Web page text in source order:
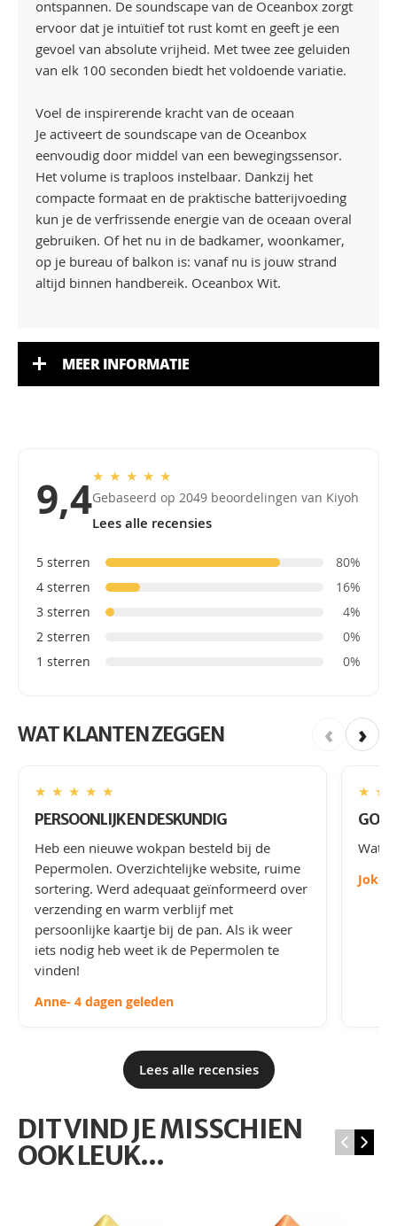
ontspannen. De soundscape van de Oceanbox zorgt
ervoor dat je intuïtief tot rust komt en geeft je een
gevoel van absolute vrijheid. Met twee zee geluiden
van elk 100 seconden biedt het voldoende variatie.
Voel de inspirerende kracht van de oceaan
Je activeert de soundscape van de Oceanbox
eenvoudig door middel van een bewegingssensor.
Het volume is traploos instelbaar. Dankzij het
compacte formaat en de praktische batterijvoeding
kun je de verfrissende energie van de oceaan overal
gebruiken. Of het nu in de badkamer, woonkamer,
op je bureau of balkon is: vanaf nu is jouw strand
altijd binnen handbereik. Oceanbox Wit.
MEER INFORMATIE
9,4★ ★ ★ ★ ★
Gebaseerd op 2049 beoordelingen van Kiyoh
Lees alle recensies
5 sterren
80%
4 sterren
16%
3 sterren
4%
2 sterren
0%
1 sterren
0%
WAT KLANTEN ZEGGEN ‹ ›
★ ★ ★ ★ ★
PERSOONLIJK EN DESKUNDIG
Heb een nieuwe wokpan besteld bij de
Pepermolen. Overzichtelijke website, ruime
sortering. Werd adequaat geïnformeerd over
verzending en warm verblijf met
persoonlijke kaartje bij de pan. Als ik weer
iets nodig heb weet ik de Pepermolen te
vinden!
Anne- 4 dagen geleden
★ ★
Wat
Joke
Lees alle recensies
DIT VIND JE MISSCHIEN
OOK LEUK... ‹ ›